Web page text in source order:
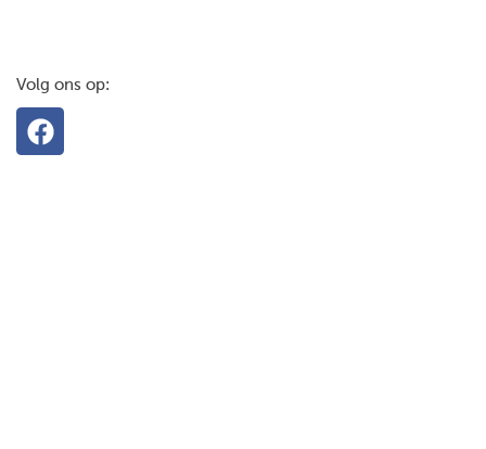
Volg ons op: